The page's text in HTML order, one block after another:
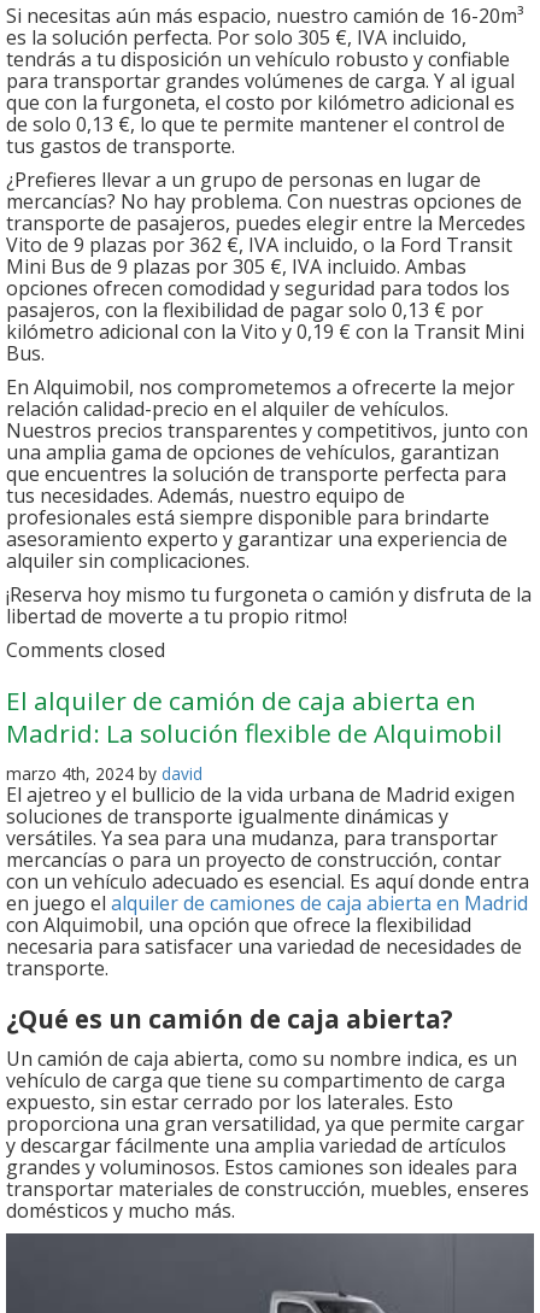
Si necesitas aún más espacio, nuestro camión de 16-20m³
es la solución perfecta. Por solo 305 €, IVA incluido,
tendrás a tu disposición un vehículo robusto y confiable
para transportar grandes volúmenes de carga. Y al igual
que con la furgoneta, el costo por kilómetro adicional es
de solo 0,13 €, lo que te permite mantener el control de
tus gastos de transporte.
¿Prefieres llevar a un grupo de personas en lugar de
mercancías? No hay problema. Con nuestras opciones de
transporte de pasajeros, puedes elegir entre la Mercedes
Vito de 9 plazas por 362 €, IVA incluido, o la Ford Transit
Mini Bus de 9 plazas por 305 €, IVA incluido. Ambas
opciones ofrecen comodidad y seguridad para todos los
pasajeros, con la flexibilidad de pagar solo 0,13 € por
kilómetro adicional con la Vito y 0,19 € con la Transit Mini
Bus.
En Alquimobil, nos comprometemos a ofrecerte la mejor
relación calidad-precio en el alquiler de vehículos.
Nuestros precios transparentes y competitivos, junto con
una amplia gama de opciones de vehículos, garantizan
que encuentres la solución de transporte perfecta para
tus necesidades. Además, nuestro equipo de
profesionales está siempre disponible para brindarte
asesoramiento experto y garantizar una experiencia de
alquiler sin complicaciones.
¡Reserva hoy mismo tu furgoneta o camión y disfruta de la
libertad de moverte a tu propio ritmo!
Comments closed
El alquiler de camión de caja abierta en
Madrid: La solución flexible de Alquimobil
marzo 4th, 2024 by david
El ajetreo y el bullicio de la vida urbana de Madrid exigen
soluciones de transporte igualmente dinámicas y
versátiles. Ya sea para una mudanza, para transportar
mercancías o para un proyecto de construcción, contar
con un vehículo adecuado es esencial. Es aquí donde entra
en juego el alquiler de camiones de caja abierta en Madrid
con Alquimobil, una opción que ofrece la flexibilidad
necesaria para satisfacer una variedad de necesidades de
transporte.
¿Qué es un camión de caja abierta?
Un camión de caja abierta, como su nombre indica, es un
vehículo de carga que tiene su compartimento de carga
expuesto, sin estar cerrado por los laterales. Esto
proporciona una gran versatilidad, ya que permite cargar
y descargar fácilmente una amplia variedad de artículos
grandes y voluminosos. Estos camiones son ideales para
transportar materiales de construcción, muebles, enseres
domésticos y mucho más.